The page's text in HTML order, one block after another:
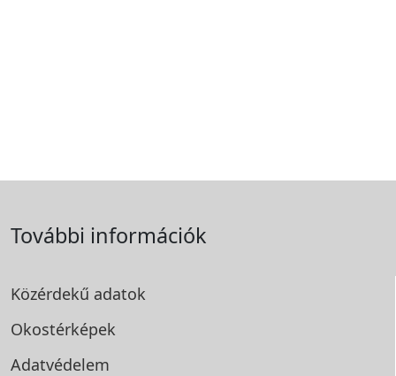
További információk
Közérdekű adatok
Okostérképek
Adatvédelem